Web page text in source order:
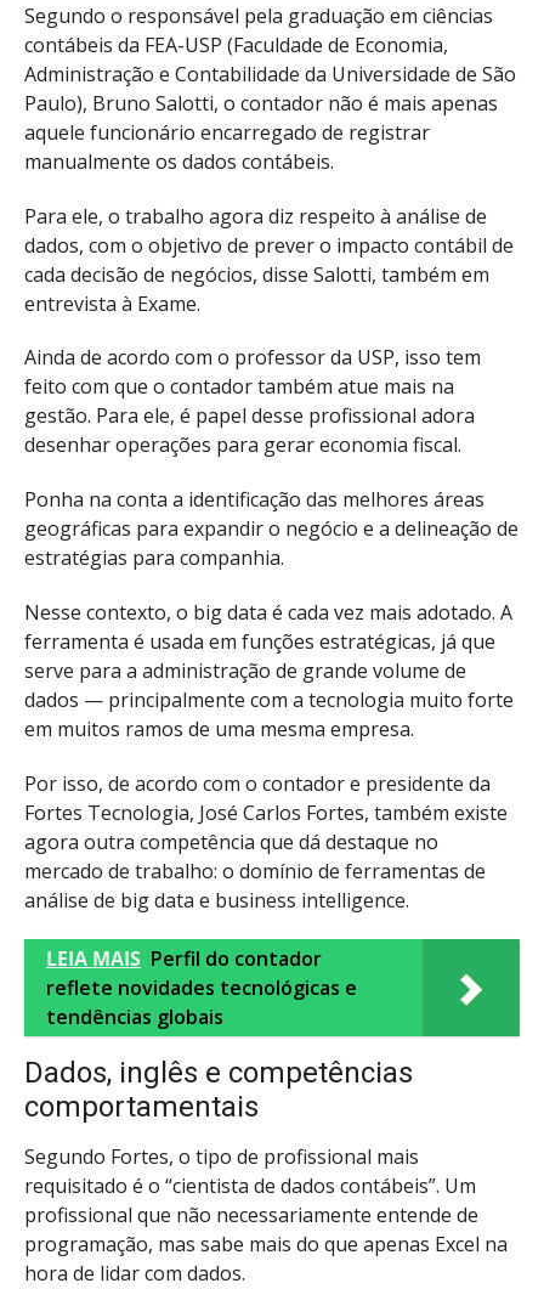
Segundo o responsável pela graduação em ciências
contábeis da FEA-USP (Faculdade de Economia,
Administração e Contabilidade da Universidade de São
Paulo), Bruno Salotti, o contador não é mais apenas
aquele funcionário encarregado de registrar
manualmente os dados contábeis.
Para ele, o trabalho agora diz respeito à análise de
dados, com o objetivo de prever o impacto contábil de
cada decisão de negócios, disse Salotti, também em
entrevista à Exame.
Ainda de acordo com o professor da USP, isso tem
feito com que o contador também atue mais na
gestão. Para ele, é papel desse profissional adora
desenhar operações para gerar economia fiscal.
Ponha na conta a identificação das melhores áreas
geográficas para expandir o negócio e a delineação de
estratégias para companhia.
Nesse contexto, o big data é cada vez mais adotado. A
ferramenta é usada em funções estratégicas, já que
serve para a administração de grande volume de
dados — principalmente com a tecnologia muito forte
em muitos ramos de uma mesma empresa.
Por isso, de acordo com o contador e presidente da
Fortes Tecnologia, José Carlos Fortes, também existe
agora outra competência que dá destaque no
mercado de trabalho: o domínio de ferramentas de
análise de big data e business intelligence.
LEIA MAIS Perfil do contador
reflete novidades tecnológicas e
tendências globais
Dados, inglês e competências
comportamentais
Segundo Fortes, o tipo de profissional mais
requisitado é o “cientista de dados contábeis”. Um
profissional que não necessariamente entende de
programação, mas sabe mais do que apenas Excel na
hora de lidar com dados.